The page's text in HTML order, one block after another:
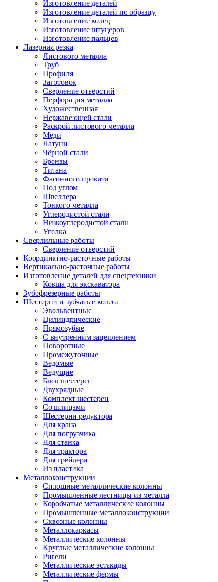
Изготовление деталей
Изготовление деталей по образцу
Изготовление колец
Изготовление штуцеров
Изготовление пальцев
Лазерная резка
Листового металла
Труб
Профиля
Заготовок
Сверление отверстий
Перфорация металла
Художественная
Нержавеющей стали
Раскрой листового металла
Меди
Латуни
Чёрной стали
Бронзы
Титана
Фасонного проката
Под углом
Швеллера
Тонкого металла
Углеродистой стали
Низкоуглеродистой стали
Уголка
Сверлильные работы
Сверление отверстий
Координатно-расточные работы
Вертикально-расточные работы
Изготовление деталей для спецтехники
Ковша для экскаватора
Зубофрезерные работы
Шестерни и зубчатые колеса
Эвольвентные
Цилиндрические
Прямозубые
С внутренним зацеплением
Поворотные
Промежуточные
Ведомые
Ведущие
Блок шестерен
Двухрядные
Комплект шестерен
Со шлицами
Шестерни редуктора
Для крана
Для погрузчика
Для станка
Для трактора
Для грейдера
Из пластика
Металлоконструкции
Сплошные металлические колонны
Промышленные лестницы из металла
Коробчатые металлические колонны
Промышленные металлоконструкции
Сквозные колонны
Металлокаркасы
Металлические колонны
Круглые металлические колонны
Ригели
Металлические эстакады
Металлические фермы